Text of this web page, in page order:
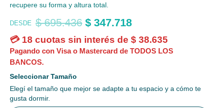
recupere su forma y altura total.
DESDE $695.436 $ 347.718
💳 18 cuotas sin interés de $ 38.635
Pagando con Visa o Mastercard de TODOS LOS
BANCOS.
Seleccionar Tamaño
Elegí el tamaño que mejor se adapte a tu espacio y a cómo te
gusta dormir.
Colchón
C26
Compac